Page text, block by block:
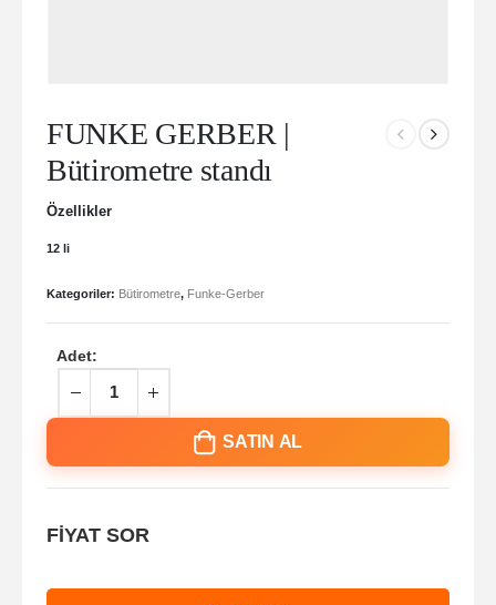
FUNKE GERBER |
Bütirometre standı
Özellikler
12 li
Kategoriler: Bütirometre, Funke-Gerber
Adet:
SATIN AL
FİYAT SOR